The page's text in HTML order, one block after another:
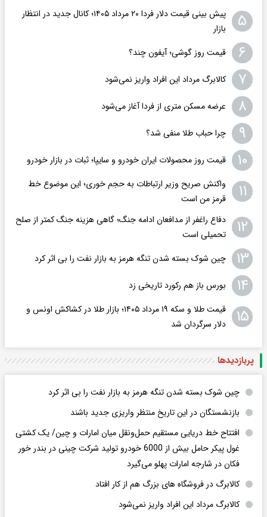
۵
پیش بینی قیمت دلار فردا ۲۰ مرداد ۱۴۰۵؛ کانال جدید در انتظار
بازار
۶ قیمت روز گوشی؛ آیفون چند؟
۷ کالابرگ مرداد این افراد واریز نمی‌شود
۸ عرضه مسکن متری از فردا آغاز می‌شود
۹ چرا حباب طلا منفی شد؟
۱۰ قیمت روز محصولات ایران خودرو و سایپا؛ ثبات در بازار خودرو
۱۱
واکنش صریح وزیر ارتباطات به حجم خوری؛ این موضوع خط
قرمز من است
۱۲
دفاع راغفر از مدافعان ادامه جنگ؛ گاهی هزینه جنگ کمتر از صلح
تحمیلی است
۱۳ چین شوک بسته‌ شدن تنگه هرمز به بازار نفت را بی‌ اثر کرد
۱۴ بورس باز هم رکورد تاریخی زد
۱۵
قیمت طلا و سکه ۱۹ مرداد ۱۴۰۵؛ بازار طلا در کشاکش اونس و
دلار سرگردان شد
پربازدید‌ها
چین شوک بسته‌ شدن تنگه هرمز به بازار نفت را بی‌ اثر کرد
بازنشستگان در این تاریخ منتظر واریزی جدید باشند
افتتاح خط دریایی مستقیم حمل‌ونقل میان امارات و چین/ یک کشتی
غول پیکر حامل بیش از 6000 خودرو تولید شرکت چینی در بندر خور
فکان در شارجه امارات پهلو می‌گیرد
کالابرگ در فروشگاه های بزرگ هم از کار افتاد
کالابرگ مرداد این افراد واریز نمی‌شود